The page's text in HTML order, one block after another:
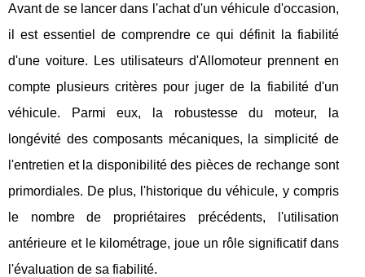
Avant de se lancer dans l'achat d'un véhicule d'occasion,
il est essentiel de comprendre ce qui définit la fiabilité
d'une voiture. Les utilisateurs d'Allomoteur prennent en
compte plusieurs critères pour juger de la fiabilité d'un
véhicule. Parmi eux, la robustesse du moteur, la
longévité des composants mécaniques, la simplicité de
l'entretien et la disponibilité des pièces de rechange sont
primordiales. De plus, l'historique du véhicule, y compris
le nombre de propriétaires précédents, l'utilisation
antérieure et le kilométrage, joue un rôle significatif dans
l'évaluation de sa fiabilité.